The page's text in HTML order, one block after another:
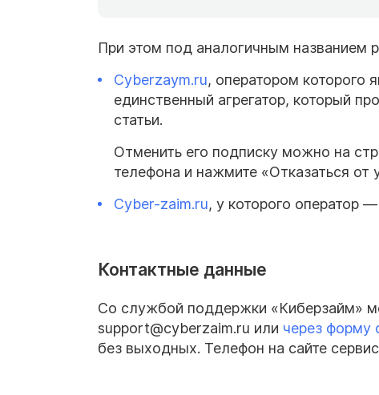
При этом под аналогичным названием
Cyberzaym.ru, оператором которого
единственный агрегатор, который
статьи.
Отменить его подписку можно на
телефона и нажмите «Отказаться от
Cyber-zaim.ru, у которого
Контактные данные
Со службой поддержки «Киберзайм»
support@cyberzaim.ru или через форму
без выходных. Телефон на сайте